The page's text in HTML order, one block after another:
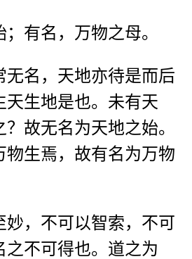
有名，万物之母。
无名，天地亦待是而后
天生地是也。未有天
故无名为天地之始。
物生焉，故有名为万物
妙，不可以智索，不可
之不可得也。道之为